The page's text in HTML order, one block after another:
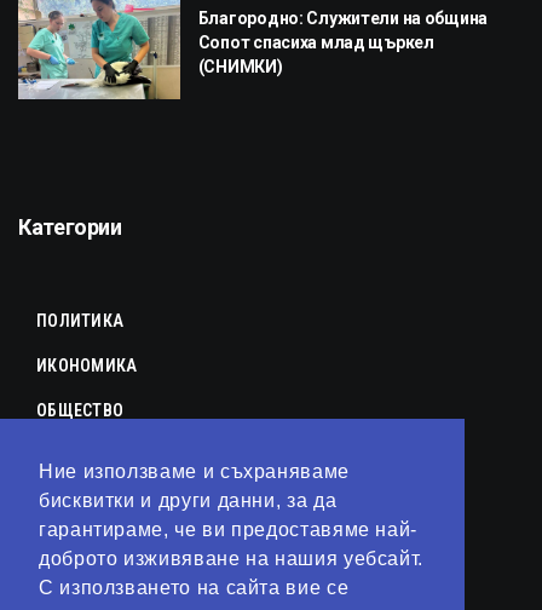
Ние използваме и съхраняваме
бисквитки и други данни, за да
гарантираме, че ви предоставяме най-
доброто изживяване на нашия уебсайт.
С използването на сайта вие се
Благородно: Служители на община
Сопот спасиха млад щъркел
(СНИМКИ)
Категории
ПОЛИТИКА
ИКОНОМИКА
ОБЩЕСТВО
КУЛТУРА
ЛАЙФСТАЙЛ
ТЕХНОЛОГИИ